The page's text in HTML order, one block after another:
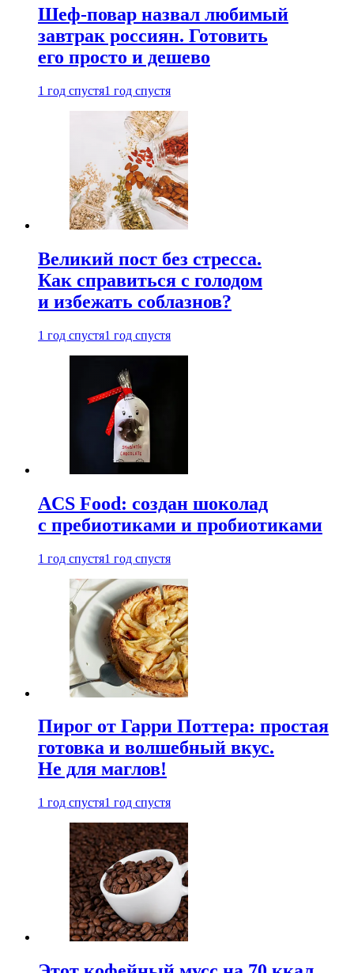
Шеф-повар назвал любимый
завтрак россиян. Готовить
его просто и дешево
1 год спустя1 год спустя
Великий пост без стресса.
Как справиться с голодом
и избежать соблазнов?
1 год спустя1 год спустя
ACS Food: создан шоколад
с пребиотиками и пробиотиками
1 год спустя1 год спустя
Пирог от Гарри Поттера: простая
готовка и волшебный вкус.
Не для маглов!
1 год спустя1 год спустя